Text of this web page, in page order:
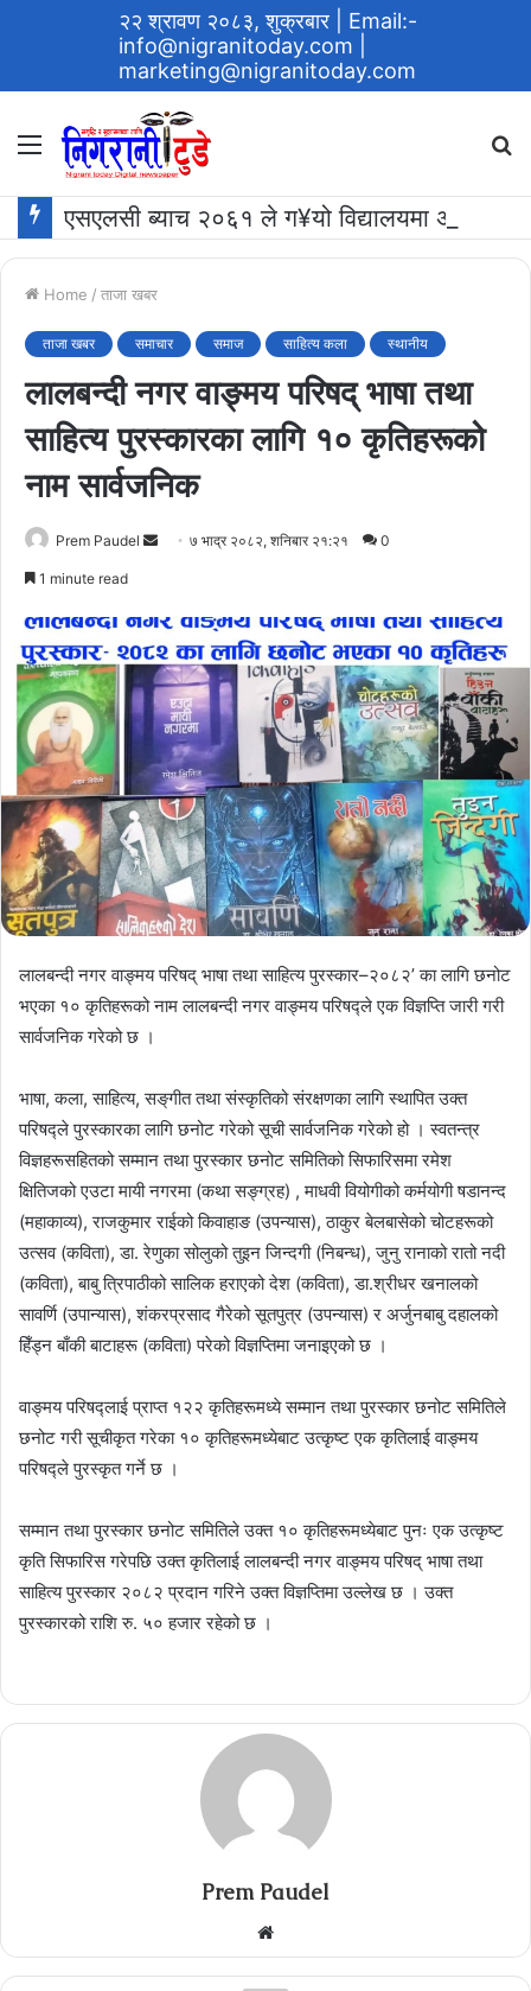
२२ श्रावण २०८३, शुक्रबार
| Email:-
info@nigranitoday.com
marketing@nigranitoday.com
Menu
Home / ताजा खबर
ताजा खबर समाचार समाज साहित्य कला स्थानीय
लालबन्दी नगर वाङ्मय परिषद् भाषा तथा
साहित्य पुरस्कारका लागि १० कृतिहरूको
नाम सार्वजनिक
Prem Paudel
Send७ भाद्र २०८२, शनिबार २१:२१ 0
1 minute read
लालबन्दी नगर वाङ्मय परिषद् भाषा तथा साहित्य पुरस्कार–२०८२’ का लागि छनोट
भएका १० कृतिहरूको नाम लालबन्दी नगर वाङ्मय परिषद्ले एक विज्ञप्ति जारी गरी
सार्वजनिक गरेको छ ।
‎भाषा, कला, साहित्य, सङ्‌गीत तथा संस्कृतिको संरक्षणका लागि स्थापित उक्त
परिषद्ले पुरस्कारका लागि छनोट गरेको सूची सार्वजनिक गरेको हो । स्वतन्त्र
विज्ञहरूसहितको सम्मान तथा पुरस्कार छनोट समितिको सिफारिसमा रमेश
क्षितिजको एउटा मायी नगरमा (कथा सङ्ग्रह) , माधवी वियोगीको कर्मयोगी षडानन्द
(महाकाव्य), राजकुमार राईको किवाहाङ (उपन्यास), ठाकुर बेलबासेको चोटहरूको
उत्सव (कविता), डा. रेणुका सोलुको तुइन जिन्दगी (निबन्ध), जुनु रानाको रातो नदी
(कविता), बाबु त्रिपाठीको सालिक हराएको देश (कविता), डा.श्रीधर खनालको
सावर्णि (उपान्यास), शंकरप्रसाद गैरेको सूतपुत्र (उपन्यास) र अर्जुनबाबु दहालको
हिँड्न बाँकी बाटाहरू (कविता) परेको विज्ञप्तिमा जनाइएको छ ।
‎वाङ्मय परिषद्लाई प्राप्त १२२ कृतिहरूमध्ये सम्मान तथा पुरस्कार छनोट समितिले
छनोट गरी सूचीकृत गरेका १० कृतिहरूमध्येबाट उत्कृष्ट एक कृतिलाई वाङ्मय
परिषद्ले पुरस्कृत गर्ने छ ।
‎सम्मान तथा पुरस्कार छनोट समितिले उक्त १० कृतिहरूमध्येबाट पुनः एक उत्कृष्ट
कृति सिफारिस गरेपछि उक्त कृतिलाई लालबन्दी नगर वाङ्मय परिषद् भाषा तथा
साहित्य पुरस्कार २०८२ प्रदान गरिने उक्त विज्ञप्तिमा उल्लेख छ । उक्त
पुरस्कारको राशि रु. ५० हजार रहेको छ ।
Prem Paudel
Website